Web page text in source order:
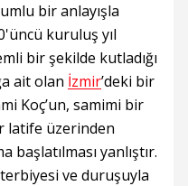
bir anlayışla
kuruluş yıl
bir şekilde kutladığı
ait olan İzmir’deki bir
Koç’un, samimi bir
latife üzerinden
yanlıştır.
terbiyesi ve duruşuyla